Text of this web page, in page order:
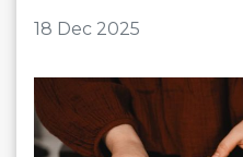
18 Dec 2025